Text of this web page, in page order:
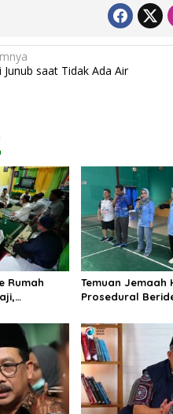
Junub saat Tidak Ada Air
Rumah
Temuan Jemaah
Prosedural
Arahan Pusat